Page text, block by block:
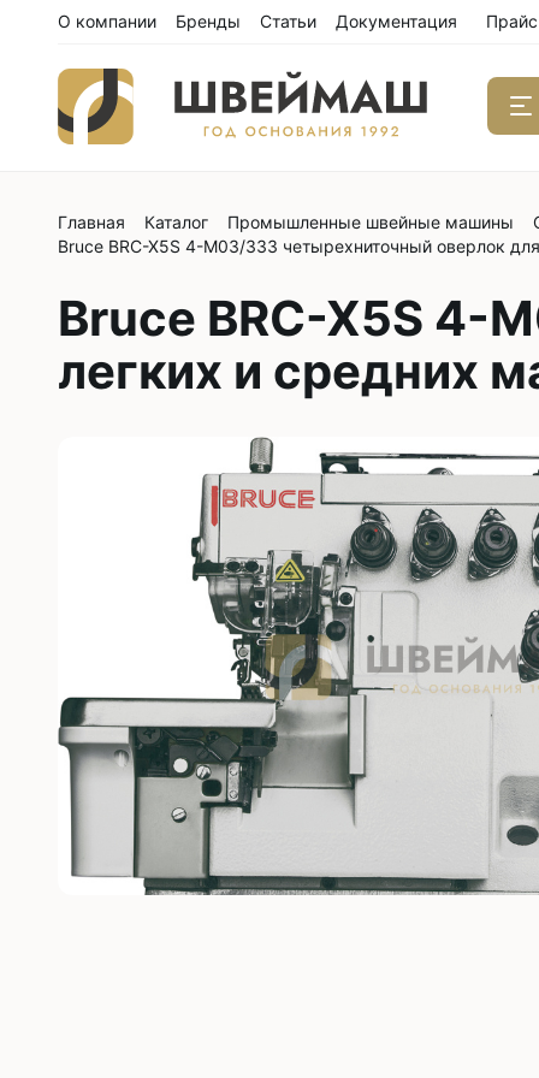
О компании Бренды Статьи Документация Прайс
С
С
С
С
Без
С
стежка
стежка
Главная Каталог Промышленные швейные машины
Bruce BRC-X5S 4-M03/333 четырехниточный оверлок
Bruce BRC-X5S 4-
легких и средних